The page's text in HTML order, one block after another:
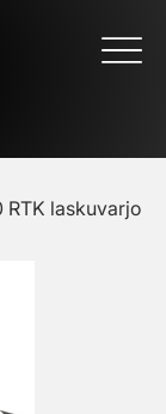
RTK laskuvarjo